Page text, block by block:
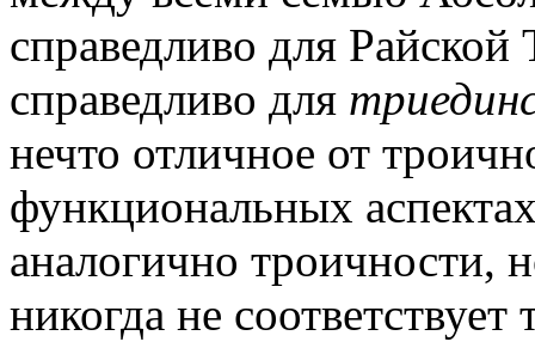
справедливо для
справедливо для
нечто отличное от
функциональных
аналогично троичности,
никогда не